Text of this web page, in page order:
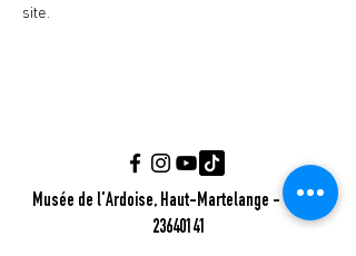
site.
Musée de l'Ardoise, Haut-Martelange - (+352)
23640141